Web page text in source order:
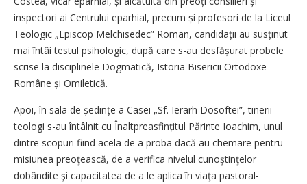
inspectori ai Centrului eparhial, precum și profesori de la Liceul
Teologic „Episcop Melchisedec” Roman, candidații au susținut
mai întâi testul psihologic, după care s-au desfășurat probele
scrise la disciplinele Dogmatică, Istoria Bisericii Ortodoxe
Române și Omiletică.
Apoi, în sala de ședințe a Casei „Sf. Ierarh Dosoftei”, tinerii
teologi s-au întâlnit cu Înaltprea­sfințitul Părinte Ioachim, unul
dintre scopuri fiind acela de a proba dacă au chemare pentru
misiunea preoţească, de a verifica nivelul cunoştinţelor
dobândite şi capacitatea de a le aplica în viaţa pastoral-